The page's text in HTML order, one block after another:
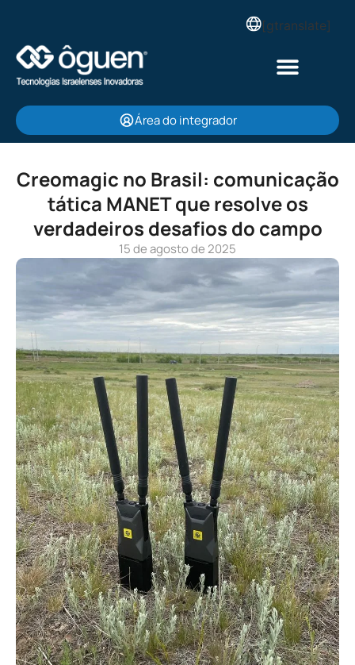
[gtranslate]
Área do integrador
Creomagic no Brasil: comunicação
tática MANET que resolve os
verdadeiros desafios do campo
15 de agosto de 2025